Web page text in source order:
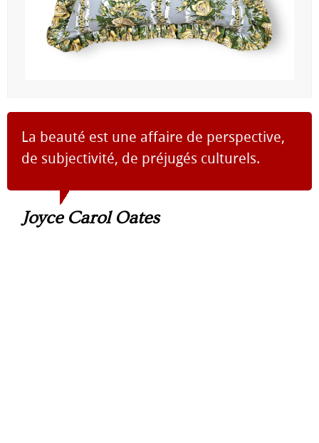
La beauté est une affaire de perspective,
de subjectivité, de préjugés culturels.
Joyce Carol Oates